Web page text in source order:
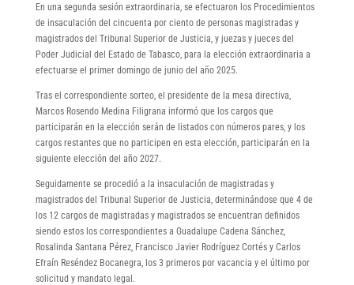
En una segunda sesión extraordinaria, se efectuaron los Procedimientos
de insaculación del cincuenta por ciento de personas magistradas y
magistrados del Tribunal Superior de Justicia, y juezas y jueces del
Poder Judicial del Estado de Tabasco, para la elección extraordinaria a
efectuarse el primer domingo de junio del año 2025.
Tras el correspondiente sorteo, el presidente de la mesa directiva,
Marcos Rosendo Medina Filigrana informó que los cargos que
participarán en la elección serán de listados con números pares, y los
cargos restantes que no participen en esta elección, participarán en la
siguiente elección del año 2027.
Seguidamente se procedió a la insaculación de magistradas y
magistrados del Tribunal Superior de Justicia, determinándose que 4 de
los 12 cargos de magistradas y magistrados se encuentran definidos
siendo estos los correspondientes a Guadalupe Cadena Sánchez,
Rosalinda Santana Pérez, Francisco Javier Rodríguez Cortés y Carlos
Efraín Reséndez Bocanegra, los 3 primeros por vacancia y el último por
solicitud y mandato legal.